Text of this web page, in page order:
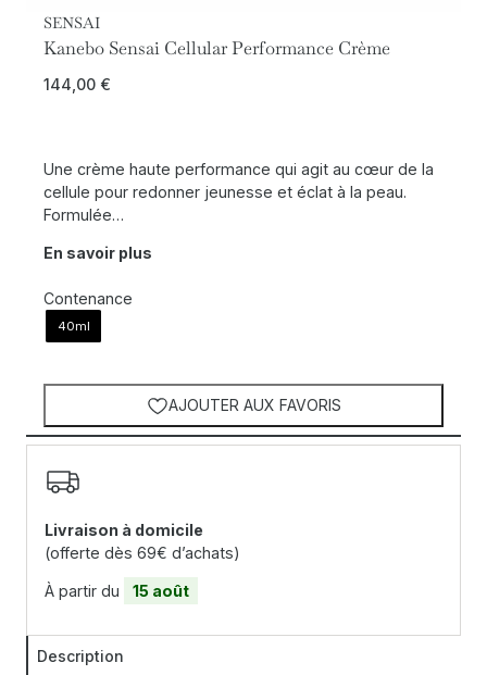
SENSAI
Kanebo Sensai Cellular Performance Crème
144,00 €
Une crème haute performance qui agit au cœur de la
cellule pour redonner jeunesse et éclat à la peau.
Formulée…
En savoir plus
Contenance
40ml
AJOUTER AUX FAVORIS
Livraison à domicile
(offerte dès 69€ d’achats)
À partir du 15 août
Description